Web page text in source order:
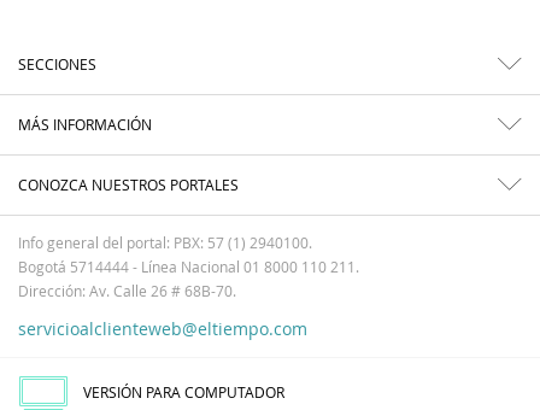
SECCIONES
MÁS INFORMACIÓN
CONOZCA NUESTROS PORTALES
Info general del portal: PBX: 57 (1) 2940100.
Bogotá 5714444 - Línea Nacional 01 8000 110 211.
Dirección: Av. Calle 26 # 68B-70.
servicioalclienteweb@eltiempo.com
VERSIÓN PARA COMPUTADOR